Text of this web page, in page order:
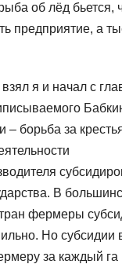
об лёд бьется,
предприятие, а
я и начал с
– борьба за
В
фермеры
Но субсидии
за каждый га